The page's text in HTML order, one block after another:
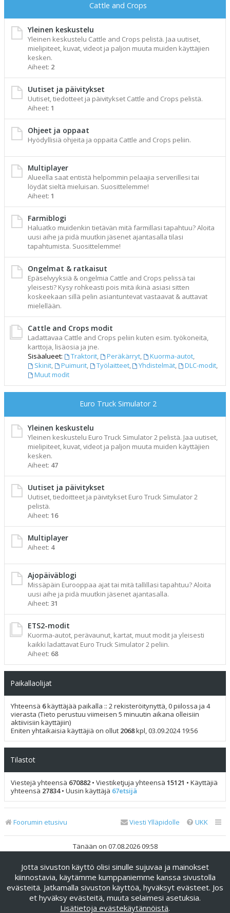
Cattle and Crops
Yleinen keskustelu
Yleinen keskustelu Cattle and Crops pelistä. Jaa uutiset,
mielipiteet, kuvat, videot ja paljon muuta muiden käyttäjien
kesken.
Aiheet: 2
Uutiset ja päivitykset
Uutiset, tiedotteet ja päivitykset Cattle and Crops pelistä.
Aiheet: 1
Ohjeet ja oppaat
Hyödyllisiä ohjeita ja oppaita Cattle and Crops peliin.
Multiplayer
Alueella saat entistä helpommin pelaajia serverillesi tai
löydät sieltä mieluisan. Suosittelemme!
Aiheet: 1
Farmiblogi
Haluatko muidenkin tietävän mitä farmillasi tapahtuu? Aloita
uusi aihe ja pidä muutkin jäsenet ajantasalla tilasi
tapahtumista. Suosittelemme!
Ongelmat & ratkaisut
Epäselvyyksiä & ongelmia Cattle and Crops pelissä tai
yleisesti? Kysy rohkeasti pois mitä ikinä asiasi sitten
koskeekaan sillä pelin asiantuntevat vastaavat & auttavat
mielellään.
Cattle and Crops modit
Ladattavaa Cattle and Crops peliin kuten esim. työkoneita,
karttoja, lisäosia ja jne.
Sisäalueet:
Traktorit, Peräkärryt, Kuorma-autot,
Skinit, Puimurit, Työlaitteet, Yhdistelmät, DLC-modit,
Muut modit
Euro Truck Simulator 2
Yleinen keskustelu
Yleinen keskustelu Euro Truck Simulator 2 pelistä. Jaa uutiset,
mielipiteet, kuvat, videot ja paljon muuta muiden käyttäjien
kesken.
Aiheet: 47
Uutiset ja päivitykset
Uutiset, tiedoitteet ja päivitykset Euro Truck Simulator 2
pelistä.
Aiheet: 16
Multiplayer
Aiheet: 4
Ajopäiväblogi
Missäpäin Eurooppaa ajat tai mitä tallillasi tapahtuu? Aloita
uusi aihe ja pidä muutkin jäsenet ajantasalla.
Aiheet: 31
ETS2-modit
Kuorma-autot, perävaunut, kartat, muut modit ja yleisesti
kaikki ladattavat Euro Truck Simulator 2 peliin.
Aiheet: 68
Paikallaolijat
Yhteensä 6käyttäjää paikalla :: 2 rekisteröitynyttä, 0 piilossa ja 4
vierasta (Tieto perustuu viimeisen 5 minuutin aikana olleisiin
aktiivisiin käyttäjiin)
Eniten yhtaikaisia käyttäjiä on ollut 2068kpl, 03.09.2024 19:56
Tilastot
Viestejä yhteensä 670882 • Viestiketjuja yhteensä 15121 • Käyttäjiä
yhteensä 27834• Uusin käyttäjä 67etsijä
Foorumin etusivu UKK
Viesti Ylläpidolle
Tänään on 07.08.2026 09:58
Keskustelufoorumin ohjelmistophpBB® Forum Software ©
phpBB Limited
Käännös: phpBB Suomi (lurttinen, harritapio, Pettis)
phpBB Metro Theme byPixelGoose Studio
Jotta sivuston käyttö olisi sinulle sujuvaa ja mainokset
kiinnostavia, käytämme kumppaniemme kanssa sivustolla
evästeitä. Jatkamalla sivuston käyttöä, hyväksyt evästeet. Jos
et hyväksy evästeitä, muuta selaimesi asetuksia.
Lisätietoja evästekäytännöistä.